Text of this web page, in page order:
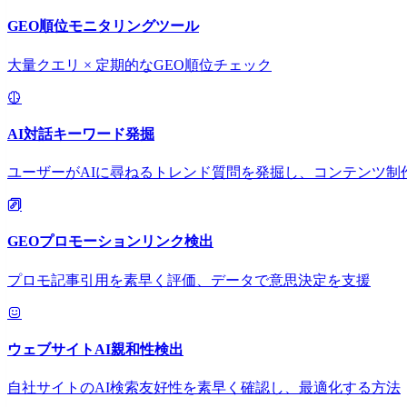
GEO順位モニタリングツール
大量クエリ × 定期的なGEO順位チェック
AI対話キーワード発掘
ユーザーがAIに尋ねるトレンド質問を発掘し、コンテンツ制
GEOプロモーションリンク検出
プロモ記事引用を素早く評価、データで意思決定を支援
ウェブサイトAI親和性検出
自社サイトのAI検索友好性を素早く確認し、最適化する方法